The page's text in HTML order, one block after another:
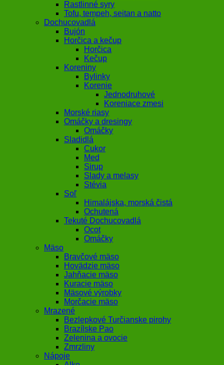
Rastlinné syry
Tofu, tempeh, seitan a natto
Dochucovadlá
Bujón
Horčica a kečup
Horčica
Kečup
Koreniny
Bylinky
Korenie
Jednodruhové
Koreniace zmesi
Morské riasy
Omáčky a dresingy
Omáčky
Sladidlá
Cukor
Med
Sirup
Slady a melasy
Stévia
Soľ
Himalájska, morská čistá
Ochutená
Tekuté Dochucovadlá
Ocot
Omáčky
Mäso
Bravčové mäso
Hovädzie mäso
Jahňacie mäso
Kuracie mäso
Mäsové výrobky
Morčacie mäso
Mrazené
Bezlepkové Turčianske pirohy
Brazílske Pao
Zelenina a ovocie
Zmrzliny
Nápoje